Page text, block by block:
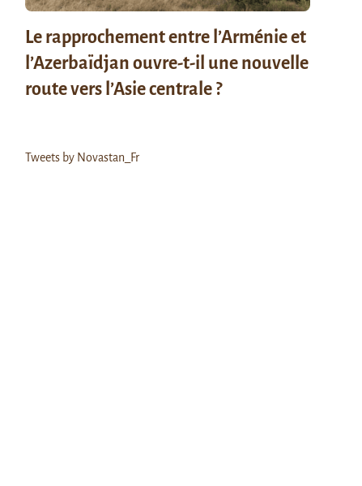
Le rapprochement entre l’Arménie et
l’Azerbaïdjan ouvre-t-il une nouvelle
route vers l’Asie centrale ?
Tweets by Novastan_Fr